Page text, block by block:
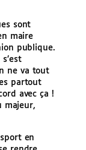
sont
maire
publique.
ne va tout
partout
avec ça !
majeur,
en